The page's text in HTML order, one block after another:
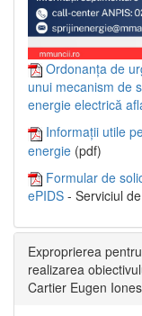
Ordonanța de
unui mecanism de
energie electrică
Informații utile
energie (pdf)
Formular de
ePIDS - Serviciul
Exproprierea
realizarea
Cartier Eugen